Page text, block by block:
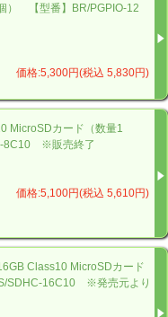
） 【型番】BR/PGPIO-12
価格:5,300円(税込 5,830円)
MicroSDカード（数量1
8C10 ※販売終了
価格:5,100円(税込 5,610円)
Class10 MicroSDカード
SDHC-16C10 ※発売元より